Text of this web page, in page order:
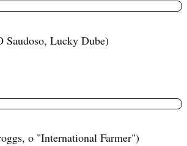
Saudoso, Lucky Dube)
o "International Farmer")